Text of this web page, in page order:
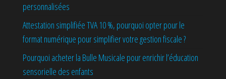
personnalisées
Attestation simplifiée TVA 10 %, pourquoi opter pour le
format numérique pour simplifier votre gestion fiscale ?
Pourquoi acheter la Bulle Musicale pour enrichir l’éducation
sensorielle des enfants